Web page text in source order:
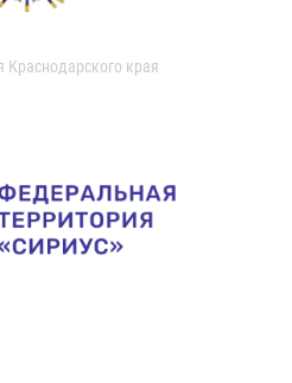
Краснодарского края